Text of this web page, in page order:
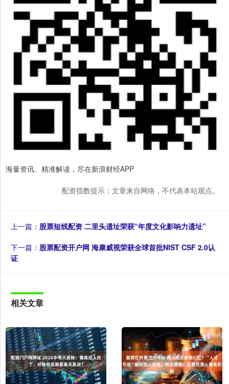
海量资讯、精准解读，尽在新浪财经APP
配资指数提示：文章来自网络，不代表本站观点。
上一篇： 股票短线配资 二里头遗址荣获“年度文化影响力遗址”
下一篇： 股票配资开户网 海康威视荣获全球首批NIST CSF 2.0认
证
相关文章